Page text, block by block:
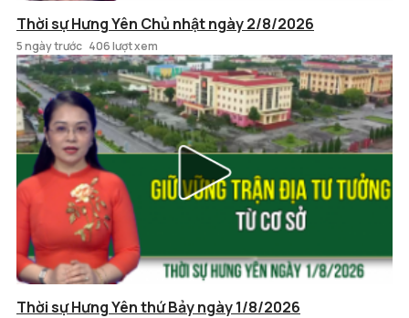
Thời sự Hưng Yên Chủ nhật ngày 2/8/2026
5 ngày trước 406 lượt xem
Thời sự Hưng Yên thứ Bảy ngày 1/8/2026